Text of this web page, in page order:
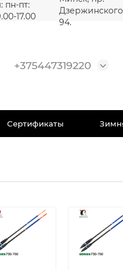
пн-пт:
17.00
Дзержинского
94.
+375447319220
Сертификаты